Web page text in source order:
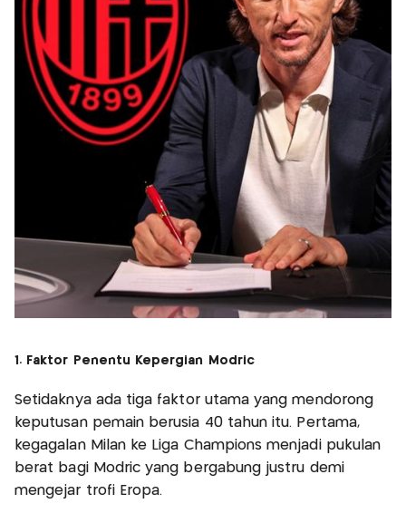
1. Faktor Penentu Kepergian Modric
Setidaknya ada tiga faktor utama yang mendorong
keputusan pemain berusia 40 tahun itu. Pertama,
kegagalan Milan ke Liga Champions menjadi pukulan
berat bagi Modric yang bergabung justru demi
mengejar trofi Eropa.